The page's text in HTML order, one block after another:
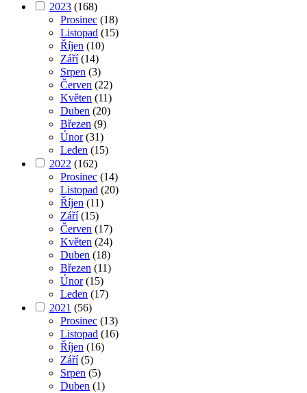
2023 (168)
Prosinec (18)
Listopad (15)
Říjen (10)
Září(14)
Srpen (3)
Červen (22)
Květen (11)
Duben (20)
Březen (9)
Únor(31)
Leden (15)
2022 (162)
Prosinec (14)
Listopad (20)
Říjen (11)
Září(15)
Červen (17)
Květen (24)
Duben (18)
Březen (11)
Únor(15)
Leden (17)
2021 (56)
Prosinec (13)
Listopad (16)
Říjen (16)
Září(5)
Srpen (5)
Duben (1)